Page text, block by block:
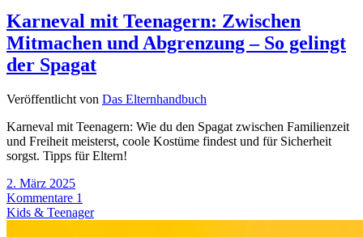
Karneval mit Teenagern: Zwischen
Mitmachen und Abgrenzung – So gelingt
der Spagat
Veröffentlicht von Das Elternhandbuch
Karneval mit Teenagern: Wie du den Spagat zwischen Familienzeit
und Freiheit meisterst, coole Kostüme findest und für Sicherheit
sorgst. Tipps für Eltern!
2. März 2025
Kommentare 1
Kids & Teenager